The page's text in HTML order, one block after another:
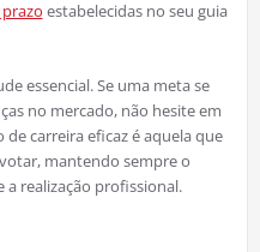
estabelecidas no seu guia
essencial. Se uma meta se
no mercado, não hesite em
carreira eficaz é aquela que
mantendo sempre o
realização profissional.